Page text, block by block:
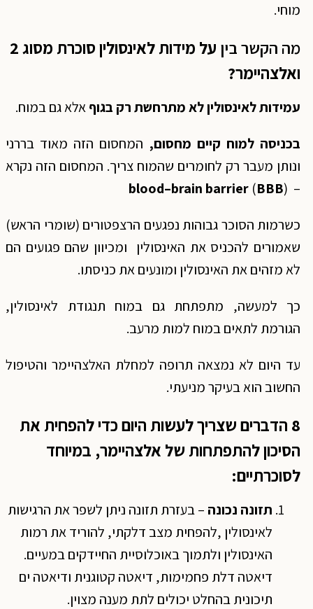
מוחי.
מה הקשר בין
על מידות לאינסולין סוכרת מסוג 2
ואלצהיימר?
עמידות לאינסולין לא מתרחשת רק בגוףאלא גם במוח.
בכניסה למוח קיים מחסום, המחסום הזה מאוד בררני
ונותן מעבר רק לחומרים שהמוח צריך. המחסום הזה נקרא
– (
blood–brain barrier (BBB
כשרמות הסוכר גבוהות נפגעים הרצפטורים (שומרי הראש)
שאמורים להכניס את האינסולין ומכיוון שהם פגועים הם
לא מזהים את האינסולין ומונעים את כניסתו.
כך למעשה, מתפתחת גם במוח תנגודת לאינסולין,
הגורמת לתאים במוח למות מרעב.
עד היום לא נמצאה תרופה למחלת האלצהיימר והטיפול
החשוב הוא בעיקר מניעתי.
8 הדברים שצריך לעשות היום כדי להפחית את
הסיכון להתפתחות של אלצהיימר, במיוחד
לסוכרתיים:
תזונה נכונה – בעזרת תזונה ניתן לשפר את הרגישות
לאינסולין ,להפחית מצב דלקתי, להוריד את רמות
האינסולין ולתמוך באוכלוסיית החיידקים במעיים.
דיאטה דלת פחמימות, דיאטה קטוגנית ודיאטה ים
תיכונית בהחלט יכולים לתת מענה מצוין.